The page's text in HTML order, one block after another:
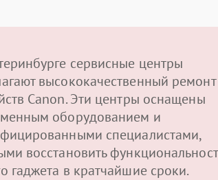
сервисные центры
высококачественный ремонт
Canon. Эти центры оснащены
оборудованием и
специалистами,
восстановить
гаджета в кратчайшие сроки.